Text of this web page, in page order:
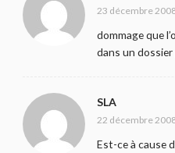
23 décembre
dommage que
dans un
SLA
22 décembre
Est-ce à cause